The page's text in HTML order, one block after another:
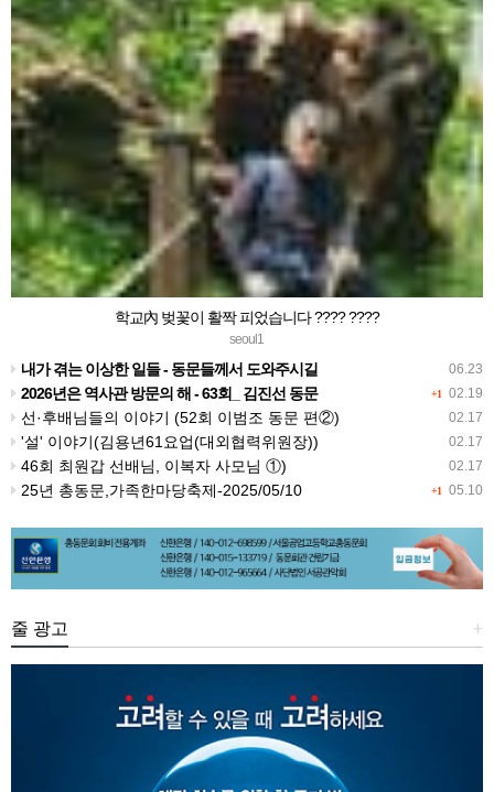
학교內 벚꽃이 활짝 피었습니다 ???? ????
seoul1
06.23
내가 겪는 이상한 일들 - 동문들께서 도와주시길
+1 02.19
2026년은 역사관 방문의 해 - 63회_ 김진선 동문
02.17
선·후배님들의 이야기 (52회 이범조 동문 편②)
02.17
'설' 이야기(김용년61요업(대외협력위원장))
02.17
46회 최원갑 선배님, 이복자 사모님 ①)
+1 05.10
25년 총동문,가족한마당축제-2025/05/10
+
줄 광고